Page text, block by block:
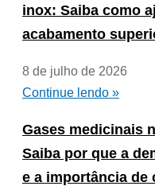
inox: Saiba como
acabamento
8 de julho de 2026
Continue lendo »
Gases medicinais
Saiba por que a
e a importância de